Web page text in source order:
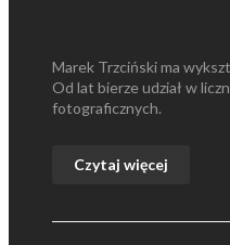
Marek Trzciński ma
Od lat bierze udział w
fotograficznych.
Czytaj więcej